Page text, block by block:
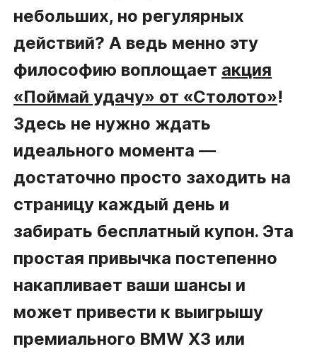
небольших, но регулярных
действий? А ведь менно эту
философию воплощает акция
«Поймай удачу» от «Столото»!
Здесь не нужно ждать
идеального момента —
достаточно просто заходить на
страницу каждый день и
забирать бесплатный купон. Эта
простая привычка постепенно
накапливает ваши шансы и
может привести к выигрышу
премиального BMW X3 или